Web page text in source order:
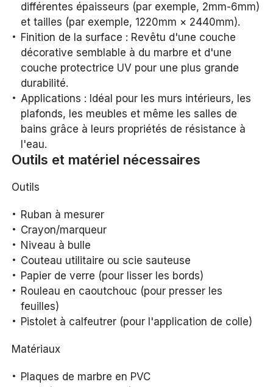
différentes épaisseurs (par exemple, 2mm-6mm)
et tailles (par exemple, 1220mm × 2440mm).
Finition de la surface : Revêtu d'une couche
décorative semblable à du marbre et d'une
couche protectrice UV pour une plus grande
durabilité.
Applications : Idéal pour les murs intérieurs, les
plafonds, les meubles et même les salles de
bains grâce à leurs propriétés de résistance à
l'eau.
Outils et matériel nécessaires
Outils
Ruban à mesurer
Crayon/marqueur
Niveau à bulle
Couteau utilitaire ou scie sauteuse
Papier de verre (pour lisser les bords)
Rouleau en caoutchouc (pour presser les
feuilles)
Pistolet à calfeutrer (pour l'application de colle)
Matériaux
Plaques de marbre en PVC